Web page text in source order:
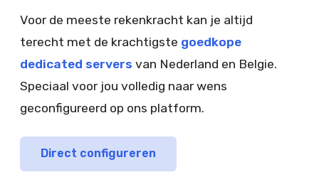
Voor de meeste rekenkracht kan je altijd
terecht met de krachtigste goedkope
dedicated servers van Nederland en Belgie.
Speciaal voor jou volledig naar wens
geconfigureerd op ons platform.
Direct configureren